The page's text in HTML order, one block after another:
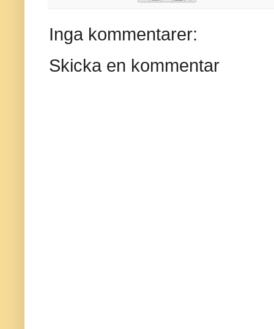
Inga kommentarer:
Skicka en kommentar